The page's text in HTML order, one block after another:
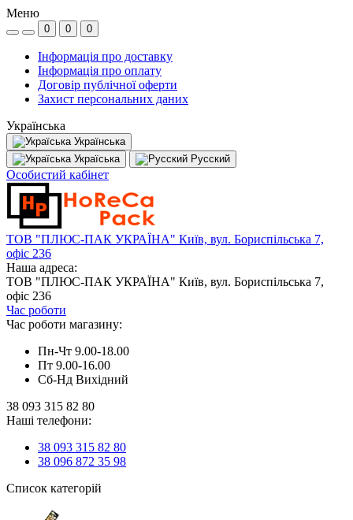
Меню
0 0 0
Інформація про доставку
Інформація про оплату
Договір публічної оферти
Захист персональних даних
Українська
Українська
Україська
Русский
Особистий кабінет
ТОВ "ПЛЮС-ПАК УКРАЇНА" Київ, вул. Бориспільська 7,
офіс 236
Наша адреса:
ТОВ "ПЛЮС-ПАК УКРАЇНА" Київ, вул. Бориспільська 7,
офіс 236
Час роботи
Час роботи магазину:
Пн-Чт 9.00-18.00
Пт 9.00-16.00
Сб-Нд Вихідний
38 093 315 82 80
Наші телефони:
38 093 315 82 80
38 096 872 35 98
Список категорій